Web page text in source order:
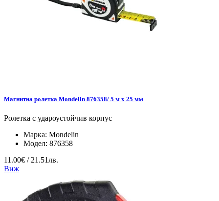
Магнитна ролетка Mondelin 876358/ 5 м х 25 мм
Ролетка с удароустойчив корпус
Марка: Mondelin
Модел: 876358
11.00€ / 21.51лв.
Виж